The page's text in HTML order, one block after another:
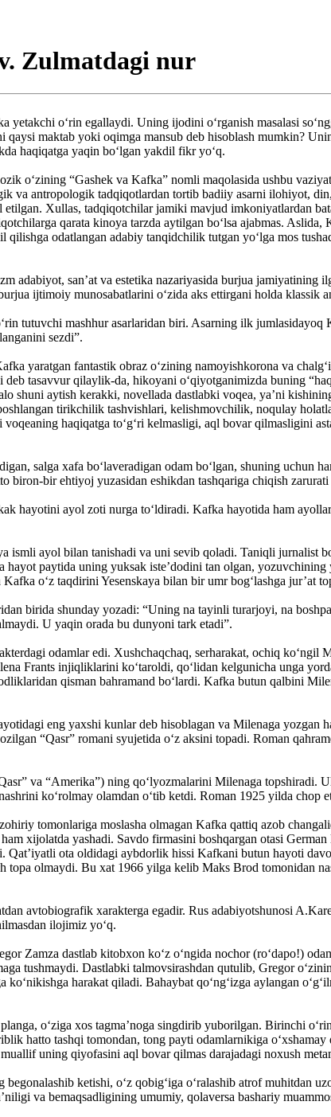
Zulmatdagi nur
yetakchi o‘rin egallaydi. Uning ijodini o‘rganish masalasi
maktab yoki oqimga mansub deb hisoblash mumkin?
ha­qiqatga yaqin bo‘lgan yakdil fikr yo‘q.
o‘zining “Gashek va Kafka” nomli maqolasi­da ushbu
va antropologik tadqiqotlardan tortib ba­diiy asarni ilohiyot,
etilgan. Xullas, tadqiqotchilar jamiki mavjud imkoniyatlardan
qarata kinoya tarzda aytilgan bo‘lsa ajabmas.
odatlangan adabiy tanqidchilik tut­gan yo‘lga mos
adabiyot, san’at va estetika nazariyasida bur­jua jamiyatining
ijtimoiy munosabatlarini o‘zida aks ettirgani holda klassik
tutuvchi mashhur asarlaridan biri. Asar­ning ilk jumlasidayoq
sezdi”.
yaratgan fantastik obraz o‘zining namoyishkorona va
tasavvur qilaylik-da, hikoyani o‘qiyotganimizda buning
shuni aytish kerakki, novellada dastlabki voqea, ya’ni
tirikchilik tashvishlari, kelishmovchilik, noqulay
haqiqatga to‘g‘ri kelmasligi, aql bovar qilmasligini
salga xafa bo‘laveradigan odam bo‘l­gan, shuning uchun
biron-bir ehtiyoj yuzasidan eshikdan tashqariga chiqish
hayotini ayol zoti nurga to‘ldiradi. Kafka hayotida ham
ismli ayol bilan tanishadi va uni sevib qoladi. Taniqli jurnalist
paytida uning yuksak iste’dodini tan olgan,
o‘z taqdirini Yesenskaya bilan bir umr bog‘lashga jur’at
birida shunday yozadi: “Uning na tayinli turarjoyi, na
U yaqin orada bu dunyoni tark etadi”.
odamlar edi. Xushchaqchaq, serharakat, ochiq
Frants injiqliklarini ko‘taroldi, qo‘lidan kelgunicha unga
qis­man bahramand bo‘lardi. Kafka butun qalbini
eng yaxshi kunlar deb hisoblagan va Milenaga yozgan
“Qasr” romani syujetida o‘z aksini topadi. Roman
va “Amerika”) ning qo‘lyozmalarini Milenaga topshiradi.
ko‘rolmay olamdan o‘tib ketdi. Roman 1925 yilda chop
tomonlariga moslasha olmagan Kafka qattiq azob
xijolatda yashadi. Savdo firmasini boshqargan otasi
Qat’iyatli ota oldidagi aybdorlik hissi Kafkani butun hayoti
topa olmaydi. Bu xat 1966 yilga kelib Maks Brod tomonidan
avtobiografik xarakterga egadir. Rus adabiyotshunosi
ilojimiz yo‘q.
Zamza dastlab kitobxon ko‘z o‘ngida nochor (ro‘dapo!)
tushmaydi. Dastlabki talmovsirashdan qutu­lib, Gregor
harakat qiladi. Bahaybat qo‘ng‘izga aylangan
o‘ziga xos tagma’noga singdirib yubo­rilgan. Birinchi
hatto tashqi tomondan, tong pay­ti odamlarnikiga
uning qiyofasini aql bovar qilmas darajadagi noxush
ketishi, o‘z qobig‘iga o‘ra­la­shib atrof muhitdan
va bemaqsadligining umu­miy, qolaversa bashariy